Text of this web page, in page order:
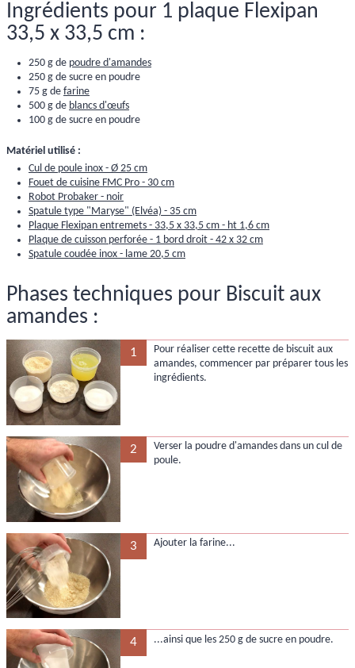
Ingrédients pour 1 plaque Flexipan
33,5 x 33,5 cm :
250 g de poudre d'amandes
250 g de sucre en poudre
75 g de farine
500 g de blancs d'œufs
100 g de sucre en poudre
Matériel utilisé :
Cul de poule inox - Ø 25 cm
Fouet de cuisine FMC Pro - 30 cm
Robot Probaker - noir
Spatule type "Maryse" (Elvéa) - 35 cm
Plaque Flexipan entremets - 33,5 x 33,5 cm - ht 1,6 cm
Plaque de cuisson perforée - 1 bord droit - 42 x 32 cm
Spatule coudée inox - lame 20,5 cm
Phases techniques pour Biscuit aux
amandes :
1
Pour réaliser cette recette de biscuit aux
amandes, commencer par préparer tous les
ingrédients.
2
Verser la poudre d'amandes dans un cul de
poule.
3 Ajouter la farine...
4 ...ainsi que les 250 g de sucre en poudre.